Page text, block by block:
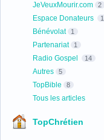
JeVeuxMourir.com 2
Espace Donateurs
Bénévolat 1
Partenariat 1
Radio Gospel 14
Autres 5
TopBible 8
Tous les articles
TopChrétien